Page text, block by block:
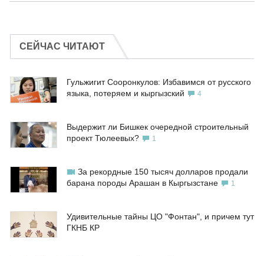
СЕЙЧАС ЧИТАЮТ
Гульжигит Сооронкулов: Избавимся от русского
языка, потеряем и кыргызский
4
Выдержит ли Бишкек очередной строительный
проект Тюлеевых?
1
За рекордные 150 тысяч долларов продали
барана породы Арашан в Кыргызстане
1
Удивительные тайны ЦО "Фонтан", и причем тут
ГКНБ КР